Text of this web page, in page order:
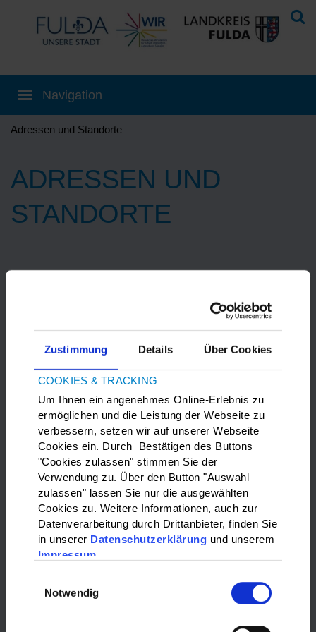
Zustimmung Details Über Cookies
COOKIES & TRACKING
Um Ihnen ein angenehmes Online-Erlebnis zu
ermöglichen und die Leistung der Webseite zu
verbessern, setzen wir auf unserer Webseite
Cookies ein. Durch Bestätigen des Buttons
"Cookies zulassen" stimmen Sie der
Verwendung zu. Über den Button "Auswahl
zulassen" lassen Sie nur die ausgewählten
Cookies zu. Weitere Informationen, auch zur
Datenverarbeitung durch Drittanbieter, finden Sie
in unserer Datenschutzerklärung und unserem
Impressum
Notwendig
Adressen und Standorte
ADRESSEN UND
STANDORTE
Marketing-Cookies
akzeptieren, um die Google Maps
anzuzeigen.
WAS?:
Bitte wählen…
Bitte wählen…